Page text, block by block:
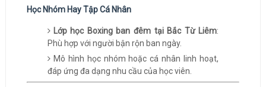
Học Nhóm Hay Tập Cá Nhân
Lớp học Boxing ban đêm tại Bắc Từ Liêm:
Phù hợp với người bận rộn ban ngày.
Mô hình học nhóm hoặc cá nhân linh hoạt,
đáp ứng đa dạng nhu cầu của học viên.